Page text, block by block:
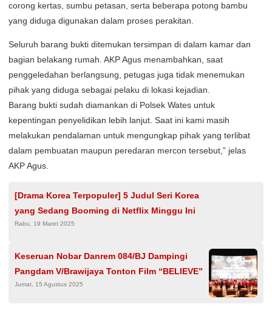
corong kertas, sumbu petasan, serta beberapa potong bambu
yang diduga digunakan dalam proses perakitan.
Seluruh barang bukti ditemukan tersimpan di dalam kamar dan
bagian belakang rumah. AKP Agus menambahkan, saat
penggeledahan berlangsung, petugas juga tidak menemukan
pihak yang diduga sebagai pelaku di lokasi kejadian.
Barang bukti sudah diamankan di Polsek Wates untuk
kepentingan penyelidikan lebih lanjut. Saat ini kami masih
melakukan pendalaman untuk mengungkap pihak yang terlibat
dalam pembuatan maupun peredaran mercon tersebut,” jelas
AKP Agus.
[Drama Korea Terpopuler] 5 Judul Seri Korea
yang Sedang Booming di Netflix Minggu Ini
Rabu, 19 Maret 2025
Keseruan Nobar Danrem 084/BJ Dampingi
Pangdam V/Brawijaya Tonton Film “BELIEVE”
Jumat, 15 Agustus 2025